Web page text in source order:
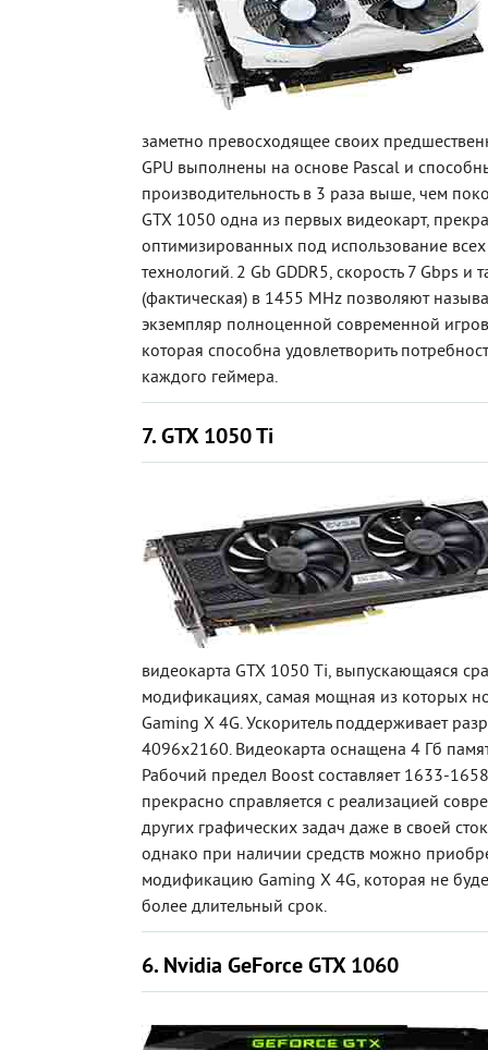
заметно превосходящее своих
GPU выполнены на основе Pascal и
производительность в 3 раза выше, чем
GTX 1050 одна из первых видеокарт,
оптимизированных под использование
технологий. 2 Gb GDDR5, скорость 7 Gbps и
(фактическая) в 1455 MHz позволяют
экземпляр полноценной современной
которая способна удовлетворить
каждого геймера.
7. GTX 1050 Ti
видеокарта GTX 1050 Ti, выпускающаяся
модификациях, самая мощная из которых
Gaming X 4G. Ускоритель поддерживает
4096х2160. Видеокарта оснащена 4 Гб
Рабочий предел Boost составляет 1633-
прекрасно справляется с реализацией
других графических задач даже в своей
однако при наличии средств можно
модификацию Gaming X 4G, которая не
более длительный срок.
6. Nvidia GeForce GTX 1060